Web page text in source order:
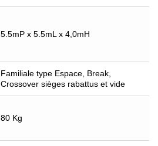
5.5mP x 5.5mL x 4,0mH
Familiale type Espace, Break,
Crossover sièges rabattus et vide
80 Kg